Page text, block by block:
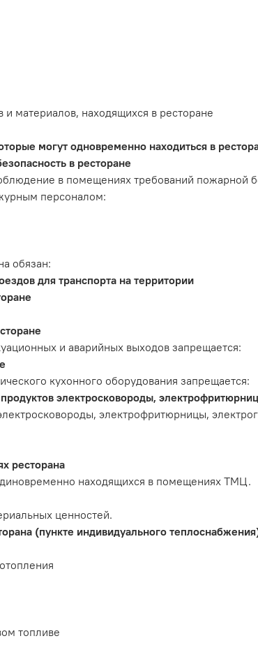
материалов, находящихся в ресторане
могут одновременно находиться в
в ресторане
в помещениях требований пожарной
персоналом:
обязан:
для транспорта на территории
и аварийных выходов запрещается:
кухонного оборудования запрещается:
электросковороды,
электрофритюрницы,
ресторана
находящихся в помещениях ТМЦ.
ценностей.
(пункте индивидуального
топливе